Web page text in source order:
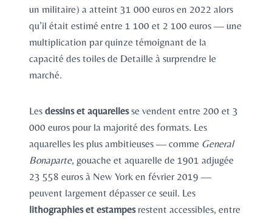
un militaire) a atteint 31 000 euros en 2022 alors
qu’il était estimé entre 1 100 et 2 100 euros — une
multiplication par quinze témoignant de la
capacité des toiles de Detaille à surprendre le
marché.
Les dessins et aquarellesse vendent entre 200 et 3
000 euros pour la majorité des formats. Les
aquarelles les plus ambitieuses — comme General
Bonaparte, gouache et aquarelle de 1901 adjugée
23 558 euros à New York en février 2019 —
peuvent largement dépasser ce seuil. Les
lithographies et estampesrestent accessibles, entre